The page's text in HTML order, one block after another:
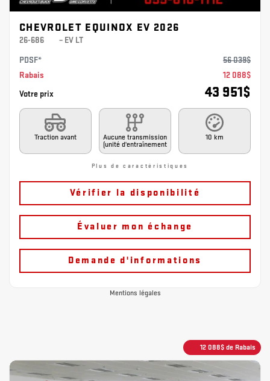
CHEVROLET EQUINOX EV 2026
26-686
– EV LT
PDSF*
56 039$
Rabais
12 088$
Votre prix
43 951$
Traction avant
Aucune transmission
(unité d'entraînement
10 km
Plus de caractéristiques
Vérifier la disponibilité
Évaluer mon échange
Demande d'informations
Mentions légales
12 088$ de Rabais